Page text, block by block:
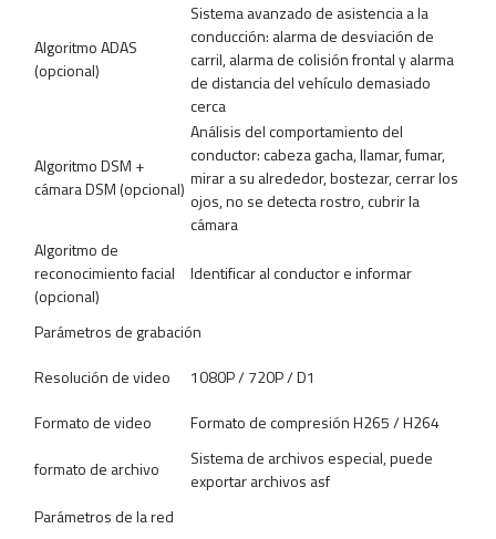
Algoritmo ADAS
(opcional)
Sistema avanzado de asistencia a la
conducción: alarma de desviación de
carril, alarma de colisión frontal y alarma
de distancia del vehículo demasiado
cerca
Algoritmo DSM +
cámara DSM (opcional)
Análisis del comportamiento del
conductor: cabeza gacha, llamar, fumar,
mirar a su alrededor, bostezar, cerrar los
ojos, no se detecta rostro, cubrir la
cámara
Algoritmo de
reconocimiento facial
(opcional)
Identificar al conductor e informar
Parámetros de grabación
Resolución de video
1080P / 720P / D1
Formato de video
Formato de compresión H265 / H264
formato de archivo
Sistema de archivos especial, puede
exportar archivos asf
Parámetros de la red